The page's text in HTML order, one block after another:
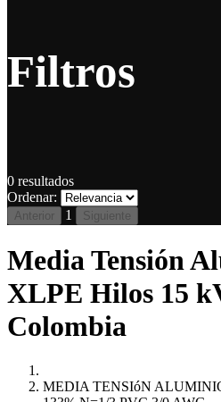
Filtros
0 resultados
Ordenar:
Anterior 1 Siguiente
Media Tensión
XLPE Hilos 15
Colombia
MEDIA TENSIóN